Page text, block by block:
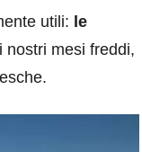
utili: le
nostri mesi freddi,